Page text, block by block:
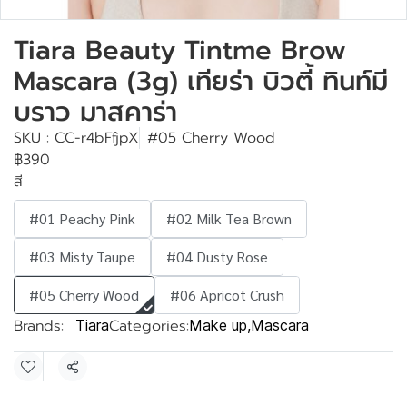
Tiara Beauty Tintme Brow
Mascara (3g) เทียร่า บิวตี้ ทินท์มี
บราว มาสคาร่า
SKU : CC-r4bFfjpX #05 Cherry Wood
฿390
สี
#01 Peachy Pink
#02 Milk Tea Brown
#03 Misty Taupe
#04 Dusty Rose
#05 Cherry Wood
#06 Apricot Crush
Brands: TiaraCategories:Make up,Mascara
Share